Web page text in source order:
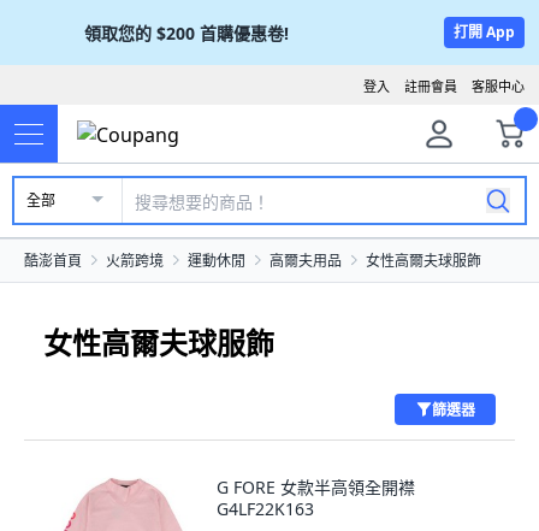
領取您的 $200 首購優惠卷! 打開 App
客服中心
註冊會員
登入
全部
酷澎首頁 火箭跨境 運動休閒 高爾夫用品 女性高爾夫球服飾
女性高爾夫球服飾
篩選器
G FORE 女款半高領全開襟
G4LF22K163